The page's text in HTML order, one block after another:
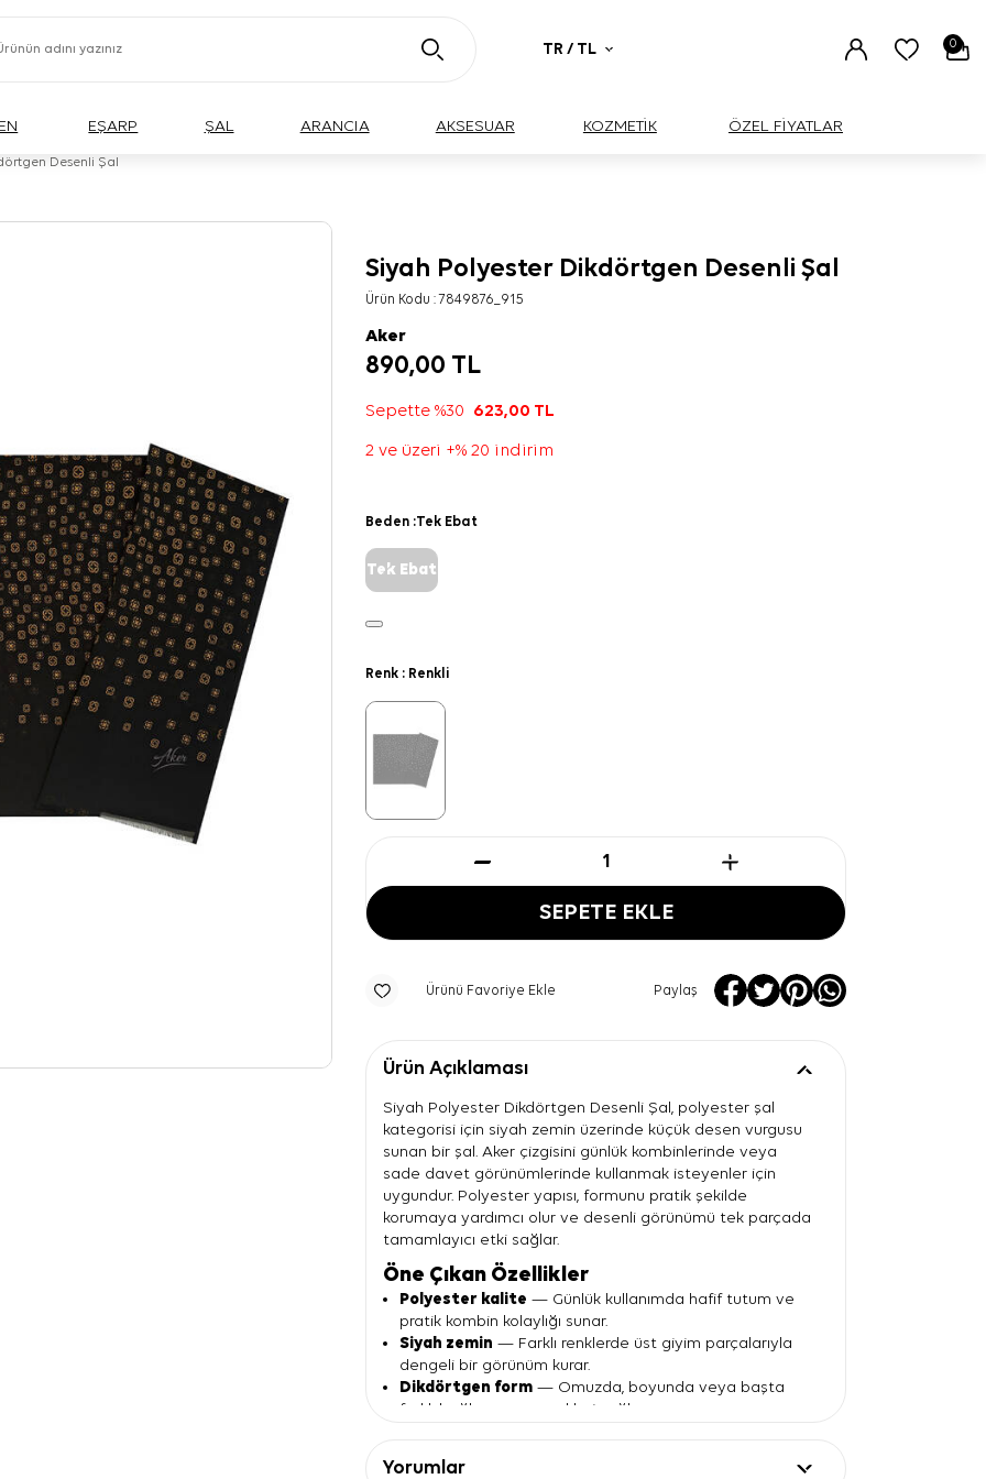
TR / TL 0
EŞARP ŞAL ARANCIA AKSESUAR KOZMETİK ÖZEL FİYATLAR
Desenli Şal
Siyah Polyester Dikdörtgen Desenli Şal
Ürün Kodu :7849876_915
Aker
890,00 TL
Sepette %30 623,00 TL
2 ve üzeri +% 20 indirim
Beden :Tek Ebat
Tek Ebat
Renk : Renkli
SEPETE EKLE
Ürünü Favoriye Ekle Paylaş
Ürün Açıklaması
Siyah Polyester Dikdörtgen Desenli Şal, polyester şal
kategorisi için siyah zemin üzerinde küçük desen vurgusu
sunan bir şal. Aker çizgisini günlük kombinlerinde veya
sade davet görünümlerinde kullanmak isteyenler için
uygundur. Polyester yapısı, formunu pratik şekilde
korumaya yardımcı olur ve desenli görünümü tek parçada
tamamlayıcı etki sağlar.
Öne Çıkan Özellikler
Polyester kalite — Günlük kullanımda hafif tutum ve
pratik kombin kolaylığı sunar.
Siyah zemin — Farklı renklerde üst giyim parçalarıyla
dengeli bir görünüm kurar.
Dikdörtgen form — Omuzda, boyunda veya başta
farklı bağlama seçenekleri sağlar.
Aker imza detayı
Yorumlar